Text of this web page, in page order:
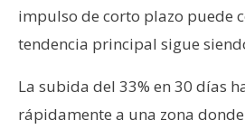
impulso de corto plazo puede
tendencia principal sigue
La subida del 33% en 30 días
rápidamente a una zona